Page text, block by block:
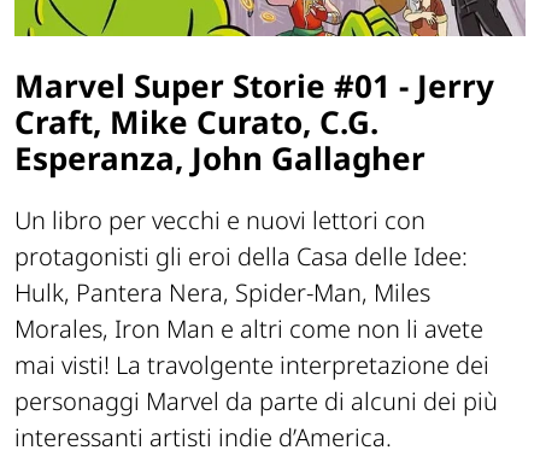
Marvel Super Storie #01 - Jerry
Craft, Mike Curato, C.G.
Esperanza, John Gallagher
Un libro per vecchi e nuovi lettori con
protagonisti gli eroi della Casa delle Idee:
Hulk, Pantera Nera, Spider-Man, Miles
Morales, Iron Man e altri come non li avete
mai visti! La travolgente interpretazione dei
personaggi Marvel da parte di alcuni dei più
interessanti artisti indie d’America.